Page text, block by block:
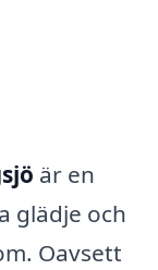
är en
glädje och
Oavsett